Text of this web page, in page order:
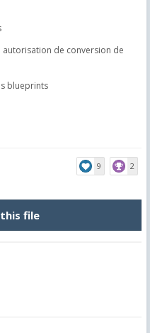
de conversion de
blueprints
9 2
file